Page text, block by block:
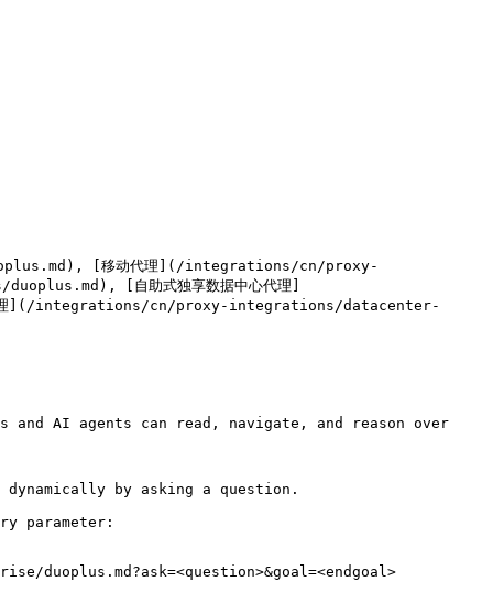
[移动代理](/integrations/cn/proxy-
[自助式独享数据中心代理]
](/integrations/cn/proxy-integrations/datacenter-
and AI agents can read, navigate, and reason over
by asking a question.
parameter: